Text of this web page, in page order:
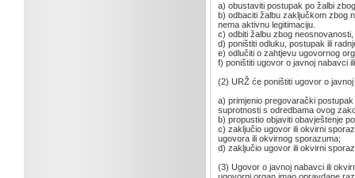
a) obustaviti postupak po žalbi
b) odbaciti žalbu zaključkom zbog
nema aktivnu legitimaciju.
c) odbiti žalbu zbog neosnovanosti,
d) poništiti odluku, postupak ili
e) odlučiti o zahtjevu ugovornog
f) poništiti ugovor o javnoj nabavci
(2) URŽ će poništiti ugovor o
a) primjenio pregovarački
suprotnosti s odredbama ovog
b) propustio objaviti obavještenje
c) zaključio ugovor ili okvirni
ugovora ili okvirnog sporazuma;
d) zaključio ugovor ili okvirni
(3) Ugovor o javnoj nabavci ili